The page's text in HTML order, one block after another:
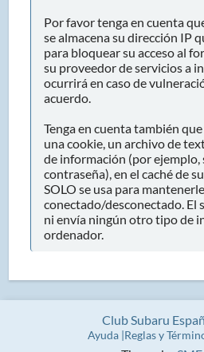
Por favor tenga en cuenta
se almacena su dirección IP
para bloquear su acceso al
su proveedor de servicios a
ocurrirá en caso de
acuerdo.
Tenga en cuenta también
una cookie, un archivo de
de información (por ejemplo,
contraseña), en el caché de
SOLO se usa para mantenerle
conectado/desconectado. El
ni envía ningún otro tipo de
ordenador.
Club Subaru
Ayuda Reglas y